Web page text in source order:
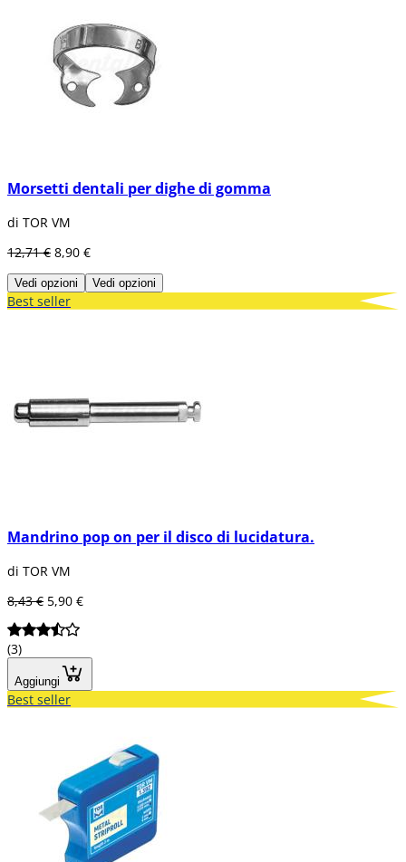
Morsetti dentali per dighe di gomma
di TOR VM
12,71 € 8,90 €
Vedi opzioni Vedi opzioni
Best seller
Mandrino pop on per il disco di lucidatura.
di TOR VM
8,43 € 5,90 €
(3)
Aggiungi
Best seller